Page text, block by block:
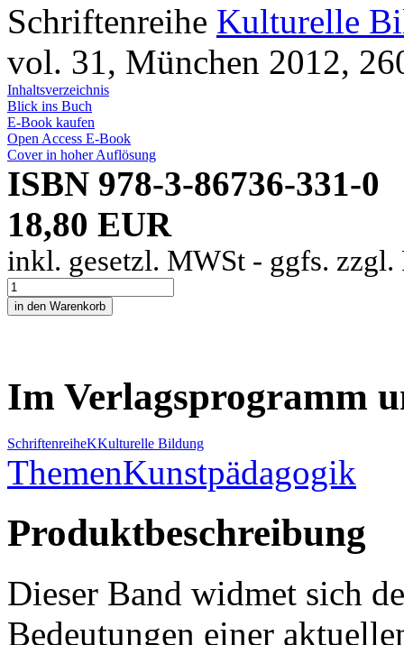
Schriftenreihe Kulturelle
vol. 31, München 2012,
Inhaltsverzeichnis
Blick ins Buch
E-Book kaufen
Open Access E-Book
Cover in hoher Auflösung
ISBN 978-3-86736-331-0
18,80 EUR
inkl. gesetzl. MWSt - ggfs. zzgl.
Im Verlagsprogramm
SchriftenreiheKKulturelle Bildung
ThemenKunstpädagogik
Produktbeschreibung
Dieser Band widmet sich
Bedeutungen einer